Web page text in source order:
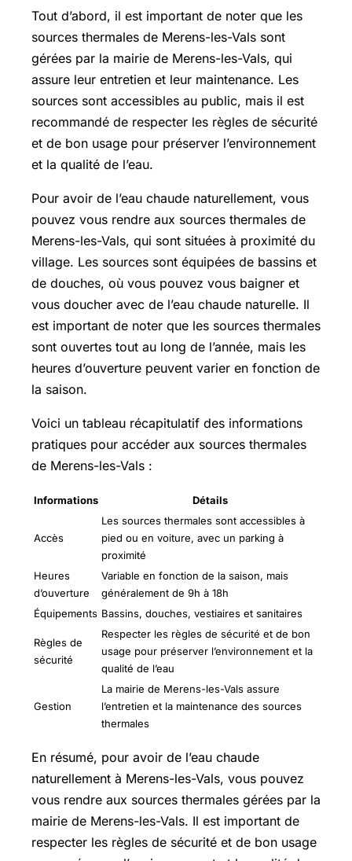
Tout d’abord, il est important de noter que les
sources thermales de Merens-les-Vals sont
gérées par la mairie de Merens-les-Vals, qui
assure leur entretien et leur maintenance. Les
sources sont accessibles au public, mais il est
recommandé de respecter les règles de sécurité
et de bon usage pour préserver l’environnement
et la qualité de l’eau.
Pour avoir de l’eau chaude naturellement, vous
pouvez vous rendre aux sources thermales de
Merens-les-Vals, qui sont situées à proximité du
village. Les sources sont équipées de bassins et
de douches, où vous pouvez vous baigner et
vous doucher avec de l’eau chaude naturelle. Il
est important de noter que les sources thermales
sont ouvertes tout au long de l’année, mais les
heures d’ouverture peuvent varier en fonction de
la saison.
Voici un tableau récapitulatif des informations
pratiques pour accéder aux sources thermales
de Merens-les-Vals :
Informations Détails
Accès
Les sources thermales sont accessibles à
pied ou en voiture, avec un parking à
proximité
Heures
d’ouverture
Variable en fonction de la saison, mais
généralement de 9h à 18h
Équipements Bassins, douches, vestiaires et sanitaires
Règles de
sécurité
Respecter les règles de sécurité et de bon
usage pour préserver l’environnement et la
qualité de l’eau
Gestion
La mairie de Merens-les-Vals assure
l’entretien et la maintenance des sources
thermales
En résumé, pour avoir de l’eau chaude
naturellement à Merens-les-Vals, vous pouvez
vous rendre aux sources thermales gérées par la
mairie de Merens-les-Vals. Il est important de
respecter les règles de sécurité et de bon usage